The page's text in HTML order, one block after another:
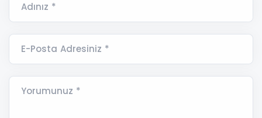
Adınız *
E-Posta Adresiniz *
Yorumunuz *